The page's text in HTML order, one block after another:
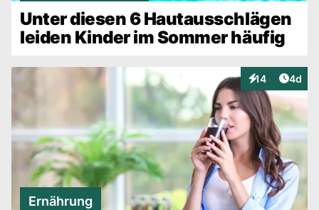
Unter diesen 6 Hautausschlägen
leiden Kinder im Sommer häufig
14
Interaktionen
4d
Ernährung